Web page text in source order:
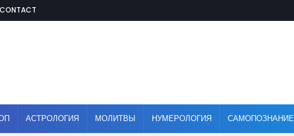
CONTACT
АСТРОЛОГИЯ МОЛИТВЫ НУМЕРОЛОГИЯ САМОПОЗНАНИЕ